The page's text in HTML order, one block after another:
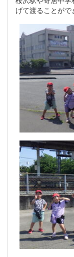
げて渡ることがで